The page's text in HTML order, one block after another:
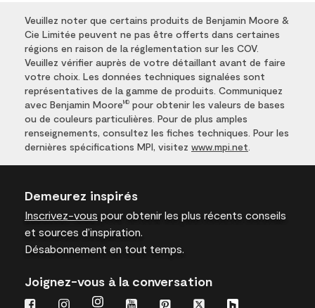
Veuillez noter que certains produits de Benjamin Moore &
Cie Limitée peuvent ne pas être offerts dans certaines
régions en raison de la réglementation sur les COV.
Veuillez vérifier auprès de votre détaillant avant de faire
votre choix. Les données techniques signalées sont
représentatives de la gamme de produits. Communiquez
avec Benjamin Moore MD pour obtenir les valeurs de bases
ou de couleurs particulières. Pour de plus amples
renseignements, consultez les fiches techniques. Pour les
dernières spécifications MPI, visitez www.mpi.net
Demeurez inspirés
Inscrivez-vous pour obtenir les plus récents conseils
et sources d’inspiration.
Désabonnement en tout temps.
Joignez-vous à la conversation